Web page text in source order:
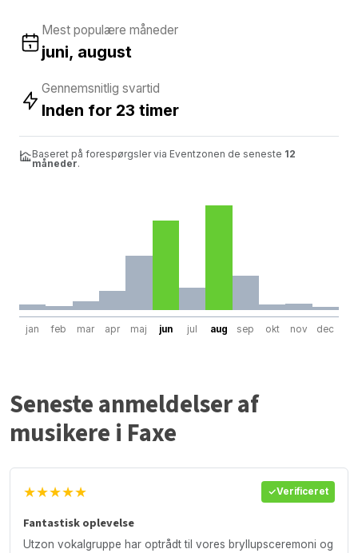
Mest populære måneder
juni, august
Gennemsnitlig svartid
Inden for 23 timer
Baseret på forespørgsler via Eventzonen de seneste 12
måneder.
jan feb mar apr maj jun jul aug sep okt nov dec
Seneste anmeldelser af
musikere i Faxe
★★★★★ Verificeret
Fantastisk oplevelse
Utzon vokalgruppe har optrådt til vores bryllupsceremoni og